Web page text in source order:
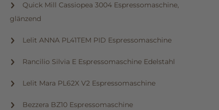
Quick Mill Cassiopea 3004 Espressomaschine,
glänzend
Lelit ANNA PL41TEM PID Espressomaschine
Rancilio Silvia E Espressomaschine Edelstahl
Lelit Mara PL62X V2 Espressomaschine
Bezzera BZ10 Espressomaschine